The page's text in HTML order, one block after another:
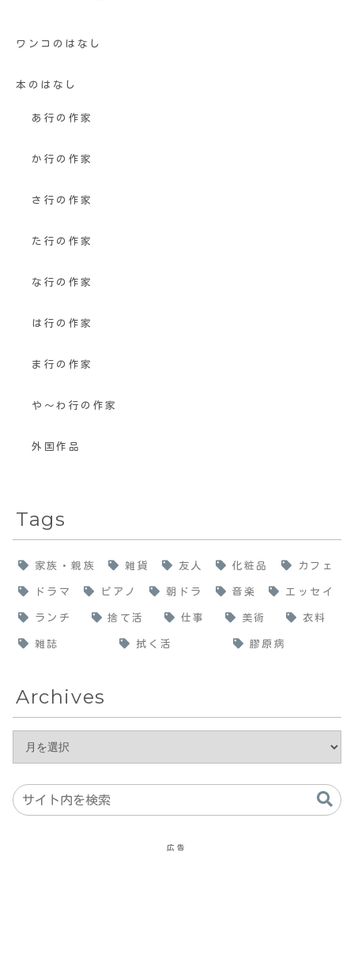
ワンコのはなし
本のはなし
あ行の作家
か行の作家
さ行の作家
た行の作家
な行の作家
は行の作家
ま行の作家
や〜わ行の作家
外国作品
Tags
家族・親族 雑貨 友人 化粧品 カフェ
ドラマ ピアノ 朝ドラ 音楽 エッセイ
ランチ 捨て活 仕事 美術 衣料
雑誌 拭く活 膠原病
Archives
広告